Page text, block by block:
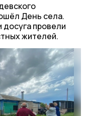
День села.
досуга провели
жителей.